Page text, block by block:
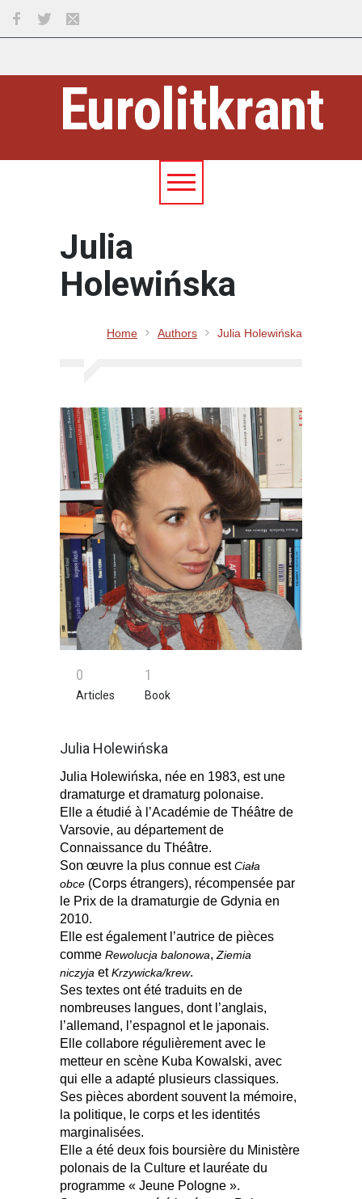
Eurolitkrant
Julia
Holewińska
Home Authors Julia Holewińska
0
Articles
1
Book
Julia Holewińska
Julia Holewińska, née en 1983, est une
dramaturge et dramaturg polonaise.
Elle a étudié à l’Académie de Théâtre de
Varsovie, au département de
Connaissance du Théâtre.
Son œuvre la plus connue estCiała
obce (Corps étrangers), récompensée par
le Prix de la dramaturgie de Gdynia en
2010.
Elle est également l’autrice de pièces
comme Rewolucja balonowa, Ziemia
niczyja etKrzywicka/krew.
Ses textes ont été traduits en de
nombreuses langues, dont l’anglais,
l’allemand, l’espagnol et le japonais.
Elle collabore régulièrement avec le
metteur en scène Kuba Kowalski, avec
qui elle a adapté plusieurs classiques.
Ses pièces abordent souvent la mémoire,
la politique, le corps et les identités
marginalisées.
Elle a été deux fois boursière du Ministère
polonais de la Culture et lauréate du
programme « Jeune Pologne ».